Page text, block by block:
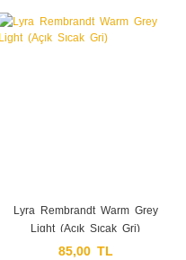
Lyra Rembrandt Warm Grey
Light (Açık Sıcak Gri)
85,00 TL